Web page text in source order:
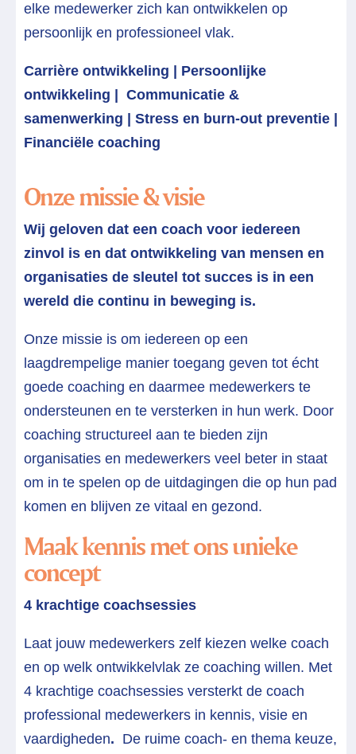
elke medewerker zich kan ontwikkelen op
persoonlijk en professioneel vlak.
Carrière ontwikkeling | Persoonlijke
ontwikkeling | Communicatie &
samenwerking | Stress en burn-out preventie |
Financiële coaching
Onze missie & visie
Wij geloven dat een coach voor iedereen
zinvol is en dat ontwikkeling van mensen en
organisaties de sleutel tot succes is in een
wereld die continu in beweging is.
Onze missie is om iedereen op een
laagdrempelige manier toegang geven tot écht
goede coaching en daarmee medewerkers te
ondersteunen en te versterken in hun werk. Door
coaching structureel aan te bieden zijn
organisaties en medewerkers veel beter in staat
om in te spelen op de uitdagingen die op hun pad
komen en blijven ze vitaal en gezond.
Maak kennis met ons unieke
concept
4 krachtige coachsessies
Laat jouw medewerkers zelf kiezen welke coach
en op welk ontwikkelvlak ze coaching willen. Met
4 krachtige coachsessies versterkt de coach
professional medewerkers in kennis, visie en
vaardigheden. De ruime coach- en thema keuze,